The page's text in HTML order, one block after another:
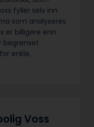
fyller selv inn
som analyseres
er billigere enn
begrenset
enkle,
Voss